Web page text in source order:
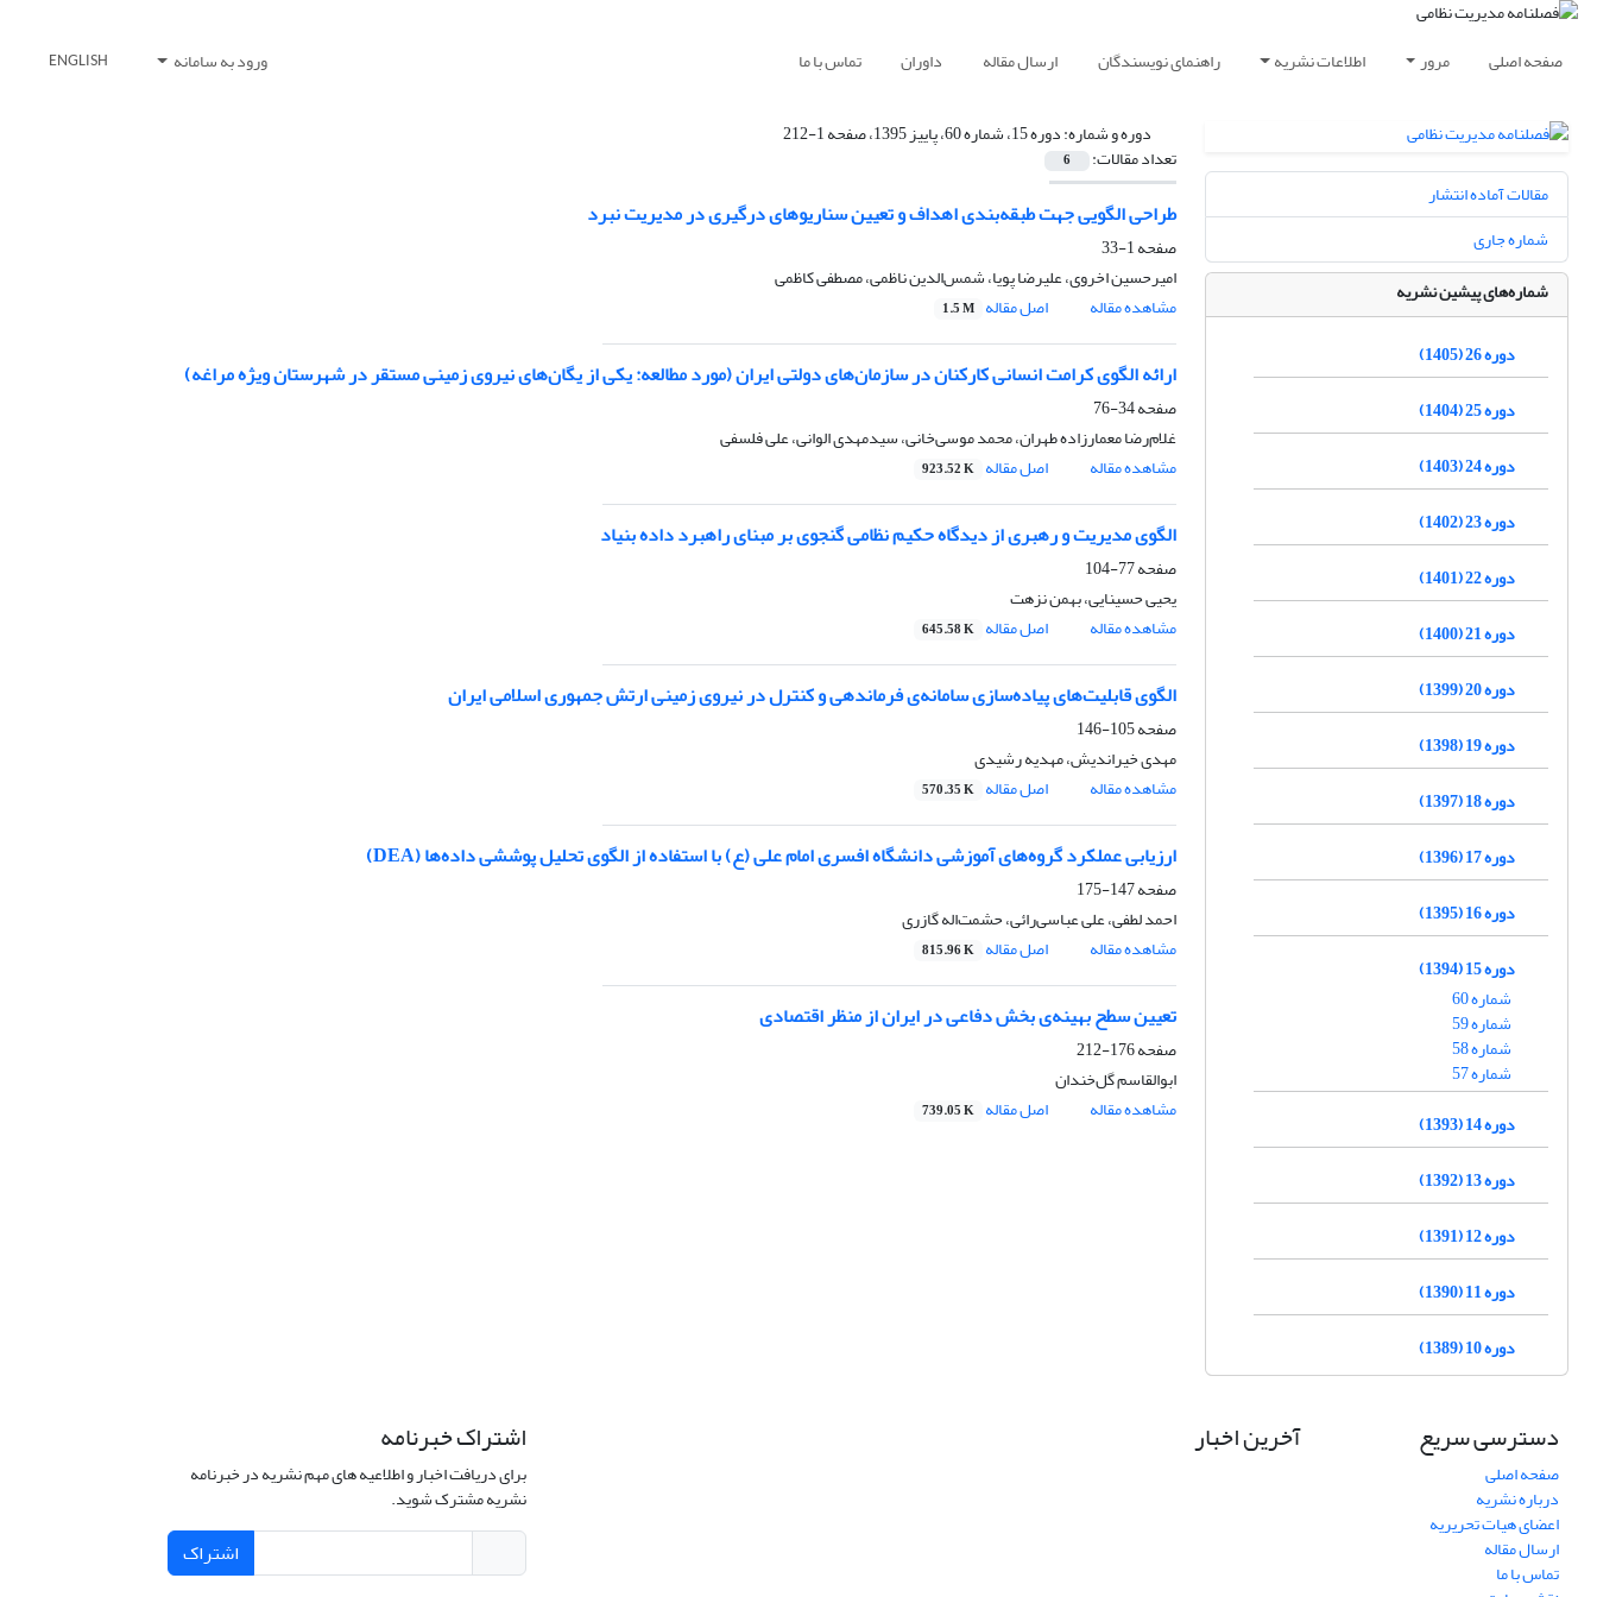
صفحه اصلی مرور اطلاعات نشریه راهنمای نویسندگان ارسال مقاله داوران تماس با ما ورود به سامانه ENGLISH
دوره و شماره:دوره 15، شماره 60، پاییز 1395، صفحه 1-212
تعداد مقالات: 6
طراحی الگویی جهت طبقه‌بندی اهداف و تعیین سناریوهای درگیری در مدیریت نبرد
صفحه1-33
امیرحسین اخروی، علیرضا پویا، شمس‌الدین ناظمی، مصطفی کاظمی
مشاهده مقاله
اصل مقاله 1.5 M
ارائه الگوی کرامت انسانی کارکنان در سازمان‌های دولتی ایران (مورد مطالعه: یکی از یگان‌های نیروی زمینی مستقر در شهرستان ویژه مراغه)
صفحه34-76
غلام‌رضا معمارزاده طهران، محمد موسی‌خانی، سیدمهدی الوانی، علی فلسفی
مشاهده مقاله
اصل مقاله 923.52 K
الگوی مدیریت و رهبری از دیدگاه حکیم نظامی گنجوی بر مبنای راهبرد داده بنیاد
صفحه77-104
یحیی حسینایی، بهمن نزهت
مشاهده مقاله
اصل مقاله 645.58 K
الگوی قابلیت‌های پیاده‌سازی سامانه‌ی‌ فرماندهی و کنترل در نیروی زمینی ارتش جمهوری اسلامی ایران
صفحه105-146
مهدی خیراندیش، مهدیه رشیدی
مشاهده مقاله
اصل مقاله 570.35 K
ارزیابی عملکرد گروه‌های آموزشی دانشگاه افسری امام علی (ع) با استفاده از الگوی تحلیل پوششی داده‌ها (DEA)
صفحه147-175
احمد لطفی، علی عباسی‌رائی، حشمت‌اله گازری
مشاهده مقاله
اصل مقاله 815.96 K
تعیین سطح بهینه‌ی بخش دفاعی در ایران از منظر اقتصادی
صفحه176-212
ابوالقاسم گل‌خندان
مشاهده مقاله
اصل مقاله 739.05 K
مقالات آماده انتشار
شماره جاری
شماره‌های پیشین نشریه
دوره 26 (1405)
دوره 25 (1404)
دوره 24 (1403)
دوره 23 (1402)
دوره 22 (1401)
دوره 21 (1400)
دوره 20 (1399)
دوره 19 (1398)
دوره 18 (1397)
دوره 17 (1396)
دوره 16 (1395)
دوره 15 (1394)
شماره 60
شماره 59
شماره 58
شماره 57
دوره 14 (1393)
دوره 13 (1392)
دوره 12 (1391)
دوره 11 (1390)
دوره 10 (1389)
دسترسی سریع
صفحه اصلی
درباره نشریه
اعضای هیات تحریریه
ارسال مقاله
تماس با ما
آخرین اخبار اشتراک خبرنامه
برای دریافت اخبار و اطلاعیه های مهم نشریه در خبرنامه
نشریه مشترک شوید.
اشتراک